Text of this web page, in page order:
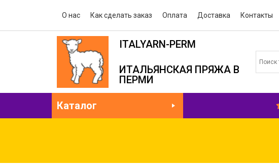
О нас Как сделать заказ Оплата Доставка Контакты
ITALYARN-PERM
ИТАЛЬЯНСКАЯ ПРЯЖА В
ПЕРМИ
Каталог